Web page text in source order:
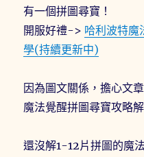
有一個拼圖尋寶！
開服好禮-> 哈利波特魔
學(持續更新中)
因為圖文關係，擔心文
魔法覺醒拼圖尋寶攻略
還沒解1-12片拼圖的魔